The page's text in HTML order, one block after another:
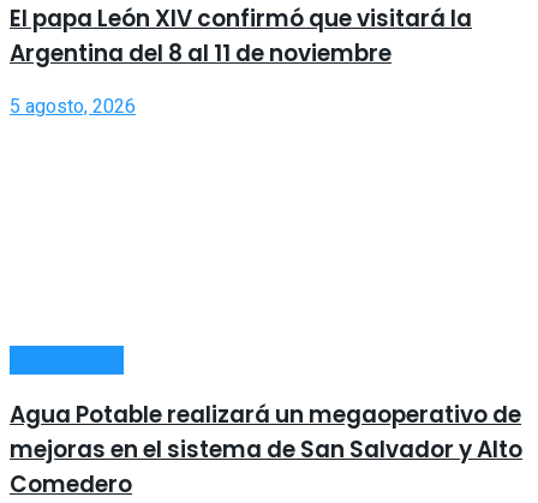
El papa León XIV confirmó que visitará la
Argentina del 8 al 11 de noviembre
5 agosto, 2026
Agua Potable realizará un megaoperativo de
mejoras en el sistema de San Salvador y Alto
Comedero